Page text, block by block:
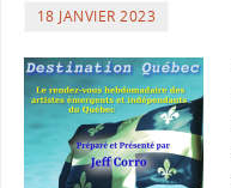
18 JANVIER 2023